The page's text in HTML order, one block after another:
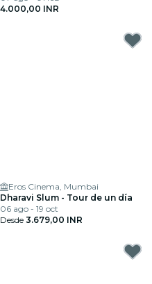
4.000,00 INR
Eros Cinema, Mumbai
Dharavi Slum - Tour de un día
06 ago - 19 oct
Desde 3.679,00 INR